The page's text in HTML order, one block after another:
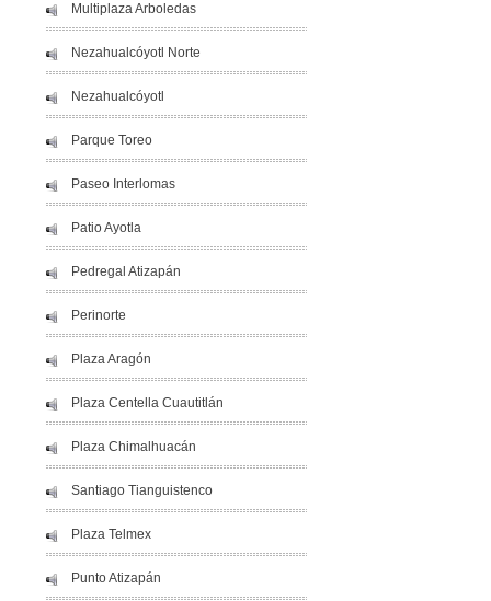
Multiplaza Arboledas
Nezahualcóyotl Norte
Nezahualcóyotl
Parque Toreo
Paseo Interlomas
Patio Ayotla
Pedregal Atizapán
Perinorte
Plaza Aragón
Plaza Centella Cuautitlán
Plaza Chimalhuacán
Santiago Tianguistenco
Plaza Telmex
Punto Atizapán